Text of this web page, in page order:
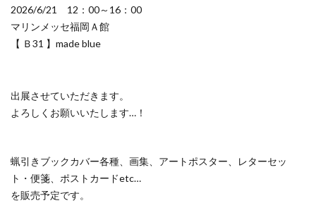
2026/6/21 12：00～16：00
マリンメッセ福岡Ａ館
【 Ｂ31 】made blue
出展させていただきます。
よろしくお願いいたします…！
蝋引きブックカバー各種、画集、アートポスター、レターセッ
ト・便箋、ポストカードetc…
を販売予定です。